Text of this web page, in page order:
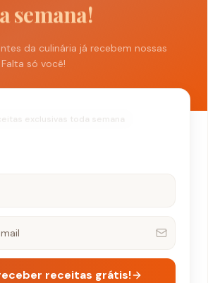
semana!
da culinária já recebem nossas
só você!
receitas grátis!